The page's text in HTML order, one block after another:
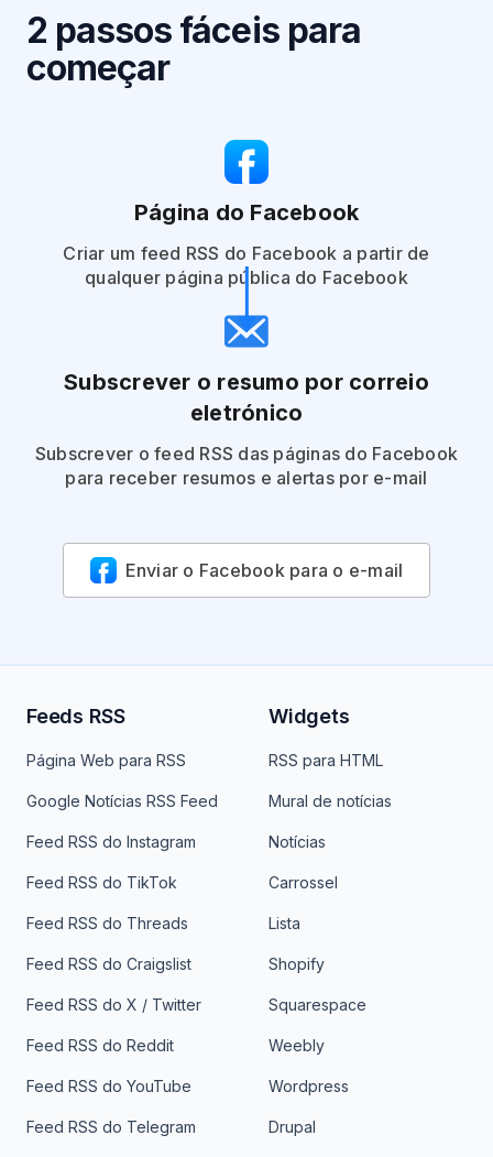
2 passos fáceis para
começar
Página do Facebook
Criar um feed RSS do Facebook a partir de
qualquer página pública do Facebook
Subscrever o resumo por correio
eletrónico
Subscrever o feed RSS das páginas do Facebook
para receber resumos e alertas por e-mail
Enviar o Facebook para o e-mail
Feeds RSS
Página Web para RSS
Google Notícias RSS Feed
Feed RSS do Instagram
Feed RSS do TikTok
Feed RSS do Threads
Feed RSS do Craigslist
Feed RSS do X / Twitter
Feed RSS do Reddit
Feed RSS do YouTube
Feed RSS do Telegram
Widgets
RSS para HTML
Mural de notícias
Notícias
Carrossel
Lista
Shopify
Squarespace
Weebly
Wordpress
Drupal